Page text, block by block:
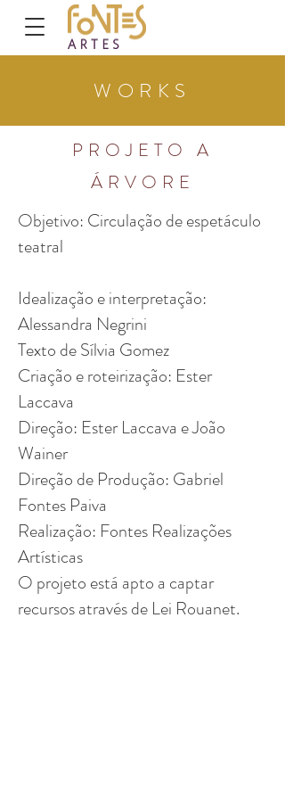
WORKS
PROJETO A
ÁRVORE
Objetivo: Circulação de espetáculo
teatral
Idealização e interpretação:
Alessandra Negrini
Texto de Sílvia Gomez
Criação e roteirização: Ester
Laccava
Direção: Ester Laccava e João
Wainer
Direção de Produção: Gabriel
Fontes Paiva
Realização: Fontes Realizações
Artísticas
O projeto está apto a captar
recursos através de Lei Rouanet.